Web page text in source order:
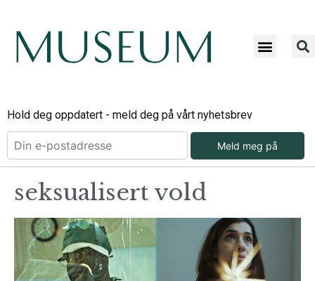
Hold deg oppdatert - meld deg på vårt nyhetsbrev
Meld meg på
seksualisert vold